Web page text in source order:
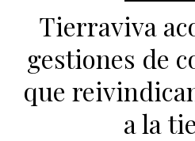
Tierraviva
gestiones de
que
a la